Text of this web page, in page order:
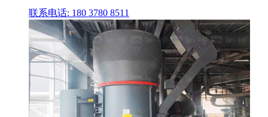
联系电话: 180 3780 8511